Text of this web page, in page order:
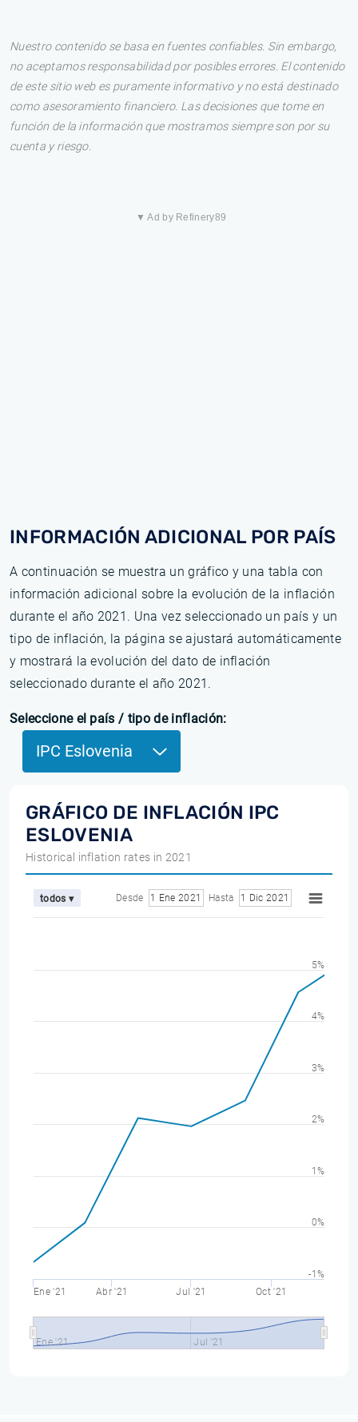
Nuestro contenido se basa en fuentes confiables. Sin embargo,
no aceptamos responsabilidad por posibles errores. El contenido
de este sitio web es puramente informativo y no está destinado
como asesoramiento financiero. Las decisiones que tome en
función de la información que mostramos siempre son por su
cuenta y riesgo.
▼ Ad by Refinery89
INFORMACIÓN ADICIONAL POR PAÍS
A continuación se muestra un gráfico y una tabla con
información adicional sobre la evolución de la inflación
durante el año 2021. Una vez seleccionado un país y un
tipo de inflación, la página se ajustará automáticamente
y mostrará la evolución del dato de inflación
seleccionado durante el año 2021.
Seleccione el país / tipo de inflación:
IPC Eslovenia
GRÁFICO DE INFLACIÓN IPC
ESLOVENIA
Historical inflation rates in 2021
todos ▾ Desde 1 Ene 2021 Hasta 1 Dic 2021
Ene '21 Abr '21 Jul '21 Oct '21
Ene '21 Jul '21
-1%
0%
1%
2%
3%
4%
5%